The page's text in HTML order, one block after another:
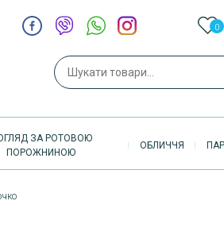
0
Пошук
ЗА РОТОВОЮ
ПОРОЖНИНОЮ
ОБЛИЧЧЯ